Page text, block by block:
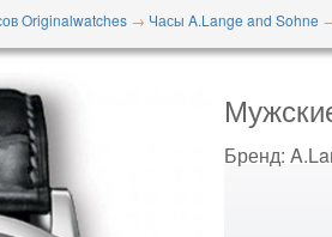
Originalwatches → Часы A.Lange and Sohne
Бренд: